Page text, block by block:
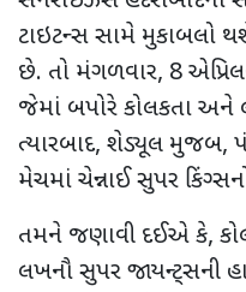
ટાઇટન્સ સામે મુકાબલો
છે. તો મંગળવાર, 8
જેમાં બપોરે કોલકતા અને
ત્યારબાદ, શેડ્યૂલ મુજબ,
મેચમાં ચેન્નાઈ સુપર
તમને જણાવી દઈએ કે,
લખનૌ સુપર જાયન્ટ્સની